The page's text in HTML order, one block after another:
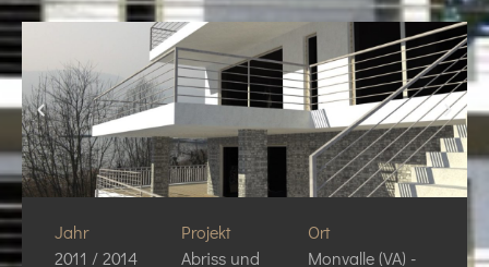
Jahr
2011 / 2014
Projekt
Abriss und
Ort
Monvalle (VA) -